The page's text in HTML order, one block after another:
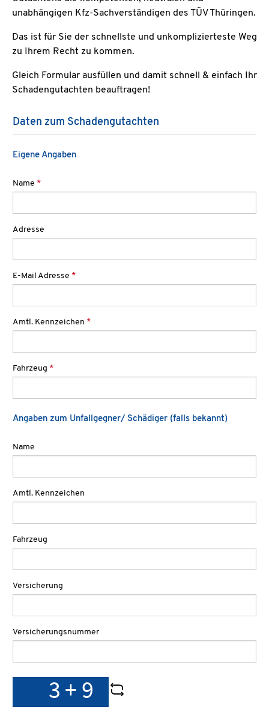
unabhängigen Kfz-Sachverständigen des TÜV Thüringen.
Das ist für Sie der schnellste und unkomplizierteste Weg
zu Ihrem Recht zu kommen.
Gleich Formular ausfüllen und damit schnell & einfach Ihr
Schadengutachten beauftragen!
Daten zum Schadengutachten
Eigene Angaben
Name *
Adresse
E-Mail Adresse *
Amtl. Kennzeichen *
Fahrzeug *
Angaben zum Unfallgegner/ Schädiger (falls bekannt)
Name
Amtl. Kennzeichen
Fahrzeug
Versicherung
Versicherungsnummer